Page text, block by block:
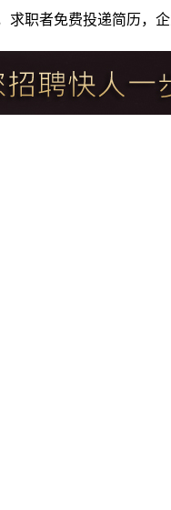
职者免费投递简历，